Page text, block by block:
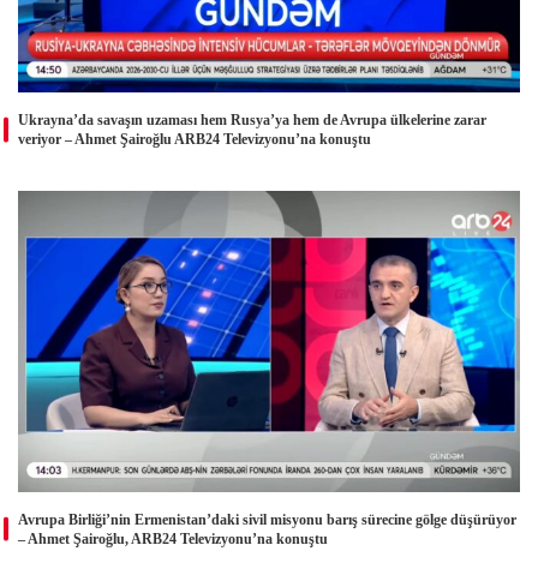
Ukrayna’da savaşın uzaması hem Rusya’ya hem de Avrupa ülkelerine zarar
veriyor – Ahmet Şairoğlu ARB24 Televizyonu’na konuştu
Avrupa Birliği’nin Ermenistan’daki sivil misyonu barış sürecine gölge düşürüyor
– Ahmet Şairoğlu, ARB24 Televizyonu’na konuştu